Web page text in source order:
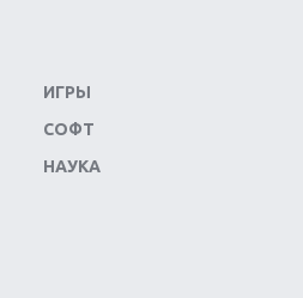
покорение Америки
Nintendo, Microsoft и
ИГРЫ
СОФТ
НАУКА